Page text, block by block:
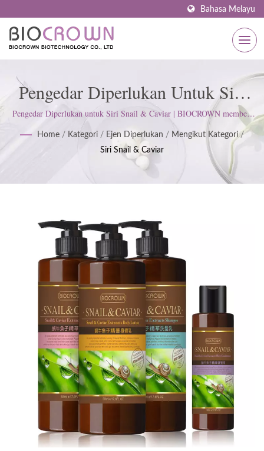
Bahasa Melayu
Pengedar Diperlukan Untuk Siri
Snail & Caviar | Pengilang
Penjagaan Kulit Bertauliah ISO &
GMP Sejak 1977 | BIOCROWN
Pengedar Diperlukan untuk Siri Snail & Caviar | BIOCROWN memberi
tumpuan kepada pembangunan produk penjagaan kulit. Kami mengikuti
ISO22716 dan Amalan Pengilangan Baik (GMP); mengekalkan sikap
tegas untuk memenuhi jangkaan pelanggan.
Home / Kategori / Ejen Diperlukan / Mengikut Kategori /
Siri Snail & Caviar